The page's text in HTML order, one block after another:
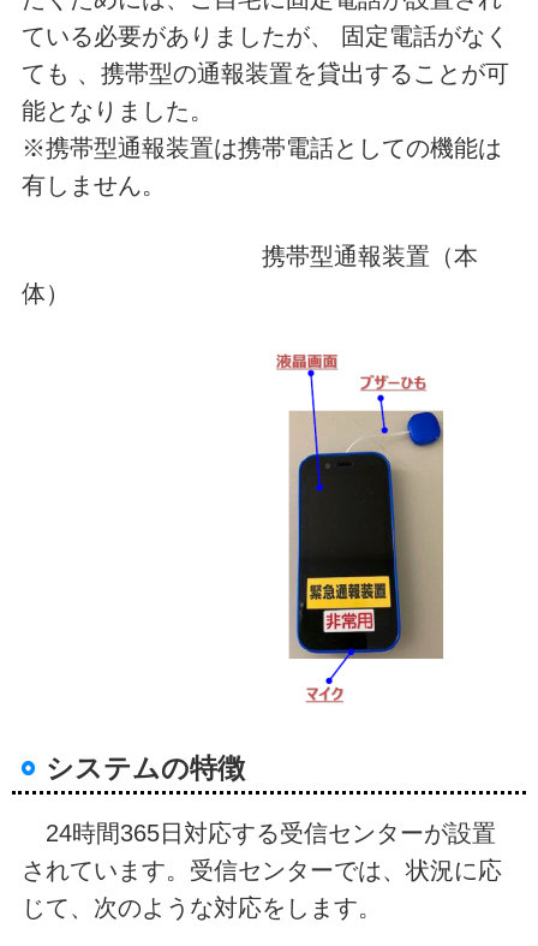
ている必要がありましたが、 固定電話がなく
ても 、携帯型の通報装置を貸出することが可
能となりました。
※携帯型通報装置は携帯電話としての機能は
有しません。
携帯型通報装置（本
体）
システムの特徴
24時間365日対応する受信センターが設置
されています。受信センターでは、状況に応
じて、次のような対応をします。